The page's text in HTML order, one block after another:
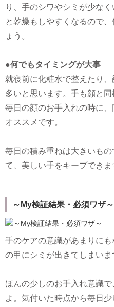
り、手のシワやシミが少な
と乾燥もしやすくなるので
ょう。
●何でもタイミングが大事
就寝前に化粧水で整えたり
多いと思います。手も顔と同
毎日の顔のお手入れの時に
オススメです。
毎日の積み重ねは大きいも
て、美しい手をキープできま
～My検証結果・必須ワザ～
手のケアの意識があまりに
の甲にシミが出きてしまいま
ほんの少しのお手入れ意識
よ。気付いた時点から毎日